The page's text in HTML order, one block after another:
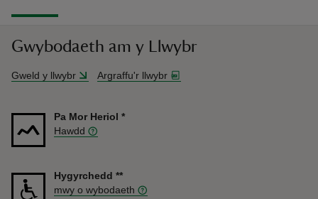
Gwybodaeth am y Llwybr
Gweld y llwybr Argraffu'r llwybr
Pa Mor Heriol *
Hawdd
Hygyrchedd **
mwy o wybodaeth